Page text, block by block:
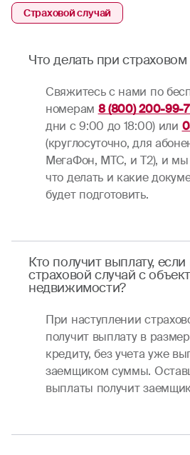
Страховой случай
Что делать при страховом
Свяжитесь с нами по
номерам 8 (800) 200-99-
дни c 9:00 до 18:00) или
(круглосуточно, для
МегаФон, МТС, и Т2), и
что делать и какие
будет подготовить.
Кто получит выплату,
страховой случай с
недвижимости?
При наступлении
получит выплату в
кредиту, без учета уже
заемщиком суммы.
выплаты получит